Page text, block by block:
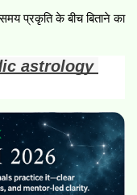
प्रकृति के बीच बिताने का
astrology